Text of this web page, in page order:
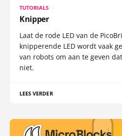
TUTORIALS
Knipper
Laat de rode LED van de
knipperende LED wordt vaak
van robots om aan te geven
niet.
LEES VERDER